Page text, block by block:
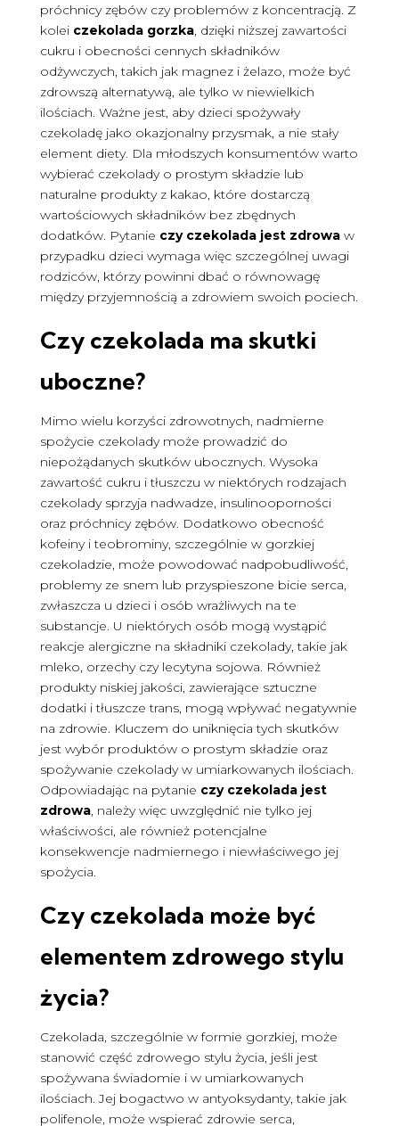
próchnicy zębów czy problemów z koncentracją. Z
kolei czekolada gorzka, dzięki niższej zawartości
cukru i obecności cennych składników
odżywczych, takich jak magnez i żelazo, może być
zdrowszą alternatywą, ale tylko w niewielkich
ilościach. Ważne jest, aby dzieci spożywały
czekoladę jako okazjonalny przysmak, a nie stały
element diety. Dla młodszych konsumentów warto
wybierać czekolady o prostym składzie lub
naturalne produkty z kakao, które dostarczą
wartościowych składników bez zbędnych
dodatków. Pytanie czy czekolada jest zdrowaw
przypadku dzieci wymaga więc szczególnej uwagi
rodziców, którzy powinni dbać o równowagę
między przyjemnością a zdrowiem swoich pociech.
Czy czekolada ma skutki
uboczne?
Mimo wielu korzyści zdrowotnych, nadmierne
spożycie czekolady może prowadzić do
niepożądanych skutków ubocznych. Wysoka
zawartość cukru i tłuszczu w niektórych rodzajach
czekolady sprzyja nadwadze, insulinooporności
oraz próchnicy zębów. Dodatkowo obecność
kofeiny i teobrominy, szczególnie w gorzkiej
czekoladzie, może powodować nadpobudliwość,
problemy ze snem lub przyspieszone bicie serca,
zwłaszcza u dzieci i osób wrażliwych na te
substancje. U niektórych osób mogą wystąpić
reakcje alergiczne na składniki czekolady, takie jak
mleko, orzechy czy lecytyna sojowa. Również
produkty niskiej jakości, zawierające sztuczne
dodatki i tłuszcze trans, mogą wpływać negatywnie
na zdrowie. Kluczem do uniknięcia tych skutków
jest wybór produktów o prostym składzie oraz
spożywanie czekolady w umiarkowanych ilościach.
Odpowiadając na pytanie czy czekolada jest
zdrowa, należy więc uwzględnić nie tylko jej
właściwości, ale również potencjalne
konsekwencje nadmiernego i niewłaściwego jej
spożycia.
Czy czekolada może być
elementem zdrowego stylu
życia?
Czekolada, szczególnie w formie gorzkiej, może
stanowić część zdrowego stylu życia, jeśli jest
spożywana świadomie i w umiarkowanych
ilościach. Jej bogactwo w antyoksydanty, takie jak
polifenole, może wspierać zdrowie serca,